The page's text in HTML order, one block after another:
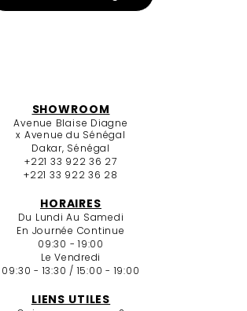
SHOWROOM
Avenue Blaise Diagne
x Avenue du Sénégal
Dakar, Sénégal
+221 33 922 36 27
+221 33 922 36 28
HORAIRES
Du Lundi Au Samedi
En Journée Continue
09:30 - 19:00
Le Vendredi
09:30 - 13:30 / 15:00 - 19:00
LIENS UTILES